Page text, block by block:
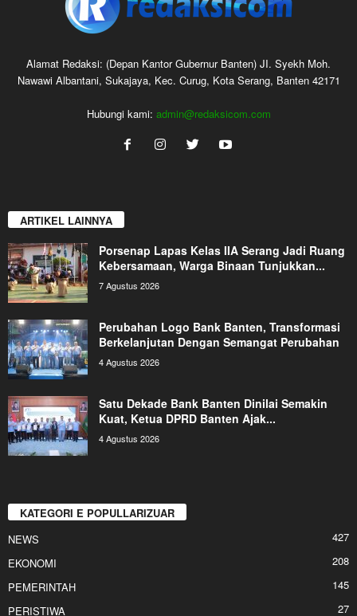
Alamat Redaksi: (Depan Kantor Gubernur Banten) JI. Syekh Moh.
Nawawi Albantani, Sukajaya, Kec. Curug, Kota Serang, Banten 42171
Hubungi kami: admin@redaksicom.com
ARTIKEL LAINNYA
Porsenap Lapas Kelas IIA Serang Jadi Ruang
Kebersamaan, Warga Binaan Tunjukkan...
7 Agustus 2026
Perubahan Logo Bank Banten, Transformasi
Berkelanjutan Dengan Semangat Perubahan
4 Agustus 2026
Satu Dekade Bank Banten Dinilai Semakin
Kuat, Ketua DPRD Banten Ajak...
4 Agustus 2026
KATEGORI E POPULLARIZUAR
NEWS
427
EKONOMI
208
PEMERINTAH
145
PERISTIWA
27